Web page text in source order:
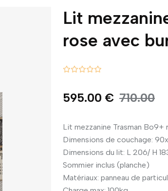
Lit
rose avec
595.00 € 710.00
Lit mezzanine Trasman Bo9+
Dimensions de couchage:
Dimensions du lit: L 206/ H
Sommier inclus (planche)
Matériaux: panneau de